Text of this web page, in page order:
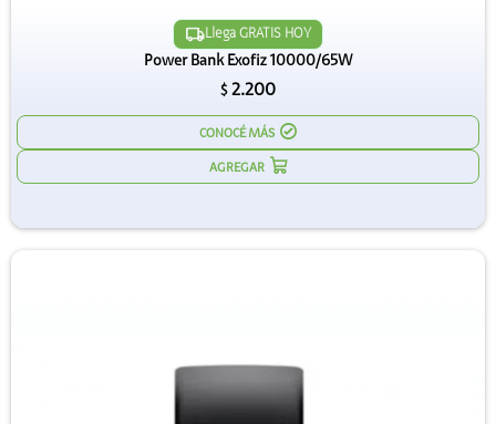
Llega GRATIS HOY
Power Bank Exofiz 10000/65W
$ 2.200
CONOCÉ MÁS